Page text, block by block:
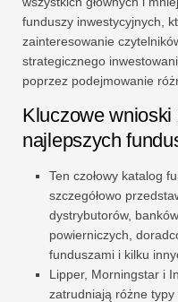
funduszy inwestycyjnych,
zainteresowanie
strategicznego
poprzez podejmowanie
Kluczowe
najlepszych
Ten czołowy katalog
szczegółowo
dystrybutorów,
powierniczych,
funduszami i kilku
Lipper, Morningstar i
zatrudniają różne typy